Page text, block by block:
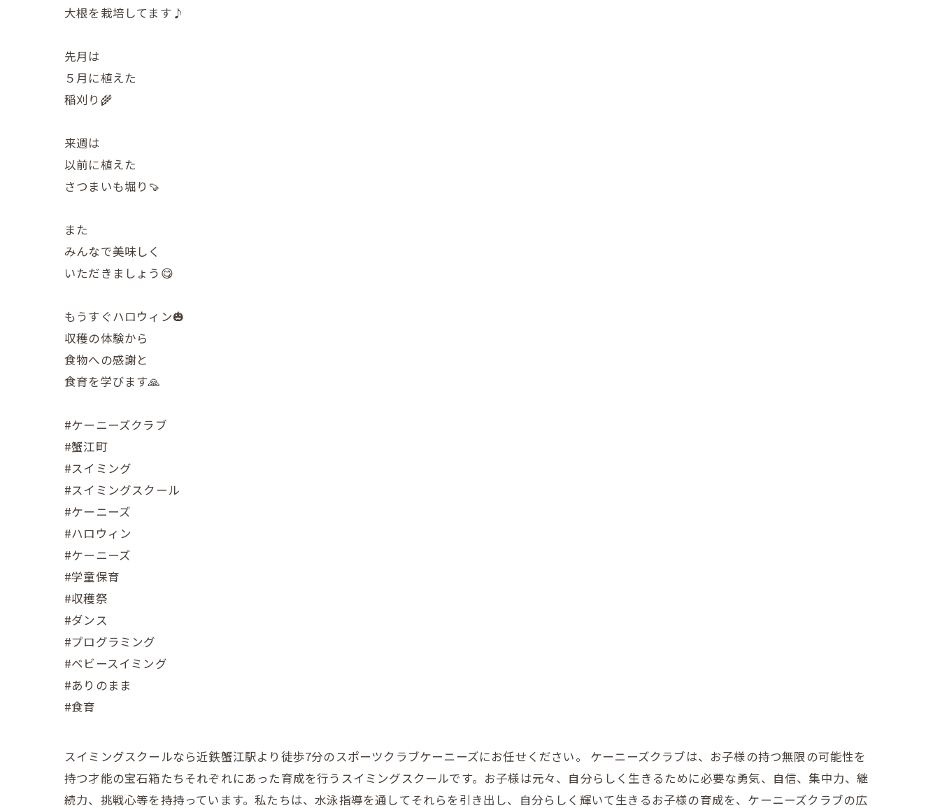
大根を栽培してます♪
先月は
５月に植えた
稲刈り🌾
来週は
以前に植えた
さつまいも堀り🍠
また
みんなで美味しく
いただきましょう😋
もうすぐハロウィン🎃
収穫の体験から
食物への感謝と
食育を学びます🙏
#ケーニーズクラブ
#蟹江町
#スイミング
#スイミングスクール
#ケーニーズ
#ハロウィン
#ケーニーズ
#学童保育
#収穫祭
#ダンス
#プログラミング
#ベビースイミング
#ありのまま
#食育
スイミングスクールなら近鉄蟹江駅より徒歩7分のスポーツクラブケーニーズにお任せください。 ケーニーズクラブは、お子様の持つ無限の可能性を
持つ才能の宝石箱たちそれぞれにあった育成を行うスイミングスクールです。お子様は元々、自分らしく生きるために必要な勇気、自信、集中力、継
続力、挑戦心等を持持っています。私たちは、水泳指導を通してそれらを引き出し、自分らしく輝いて生きるお子様の育成を、ケーニーズクラブの広